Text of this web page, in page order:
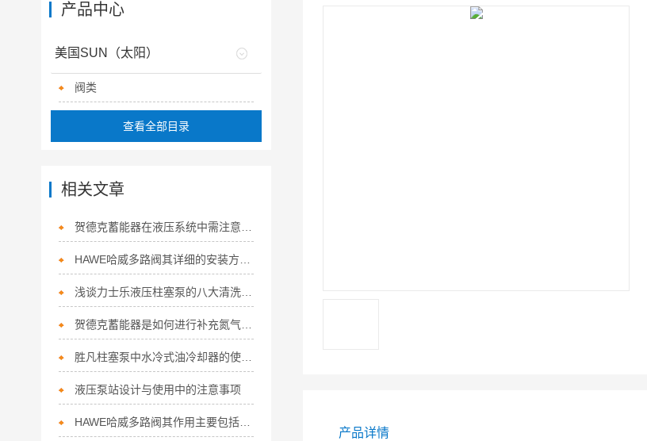
产品详情
产品中心
美国SUN（太阳）
阀类
查看全部目录
相关文章
浅谈力士乐液压柱塞泵的八大清洗注意事项
胜凡柱塞泵中水冷式油冷却器的使用注意事项
液压泵站设计与使用中的注意事项
HAWE哈威多路阀其作用主要包括以下几个方面